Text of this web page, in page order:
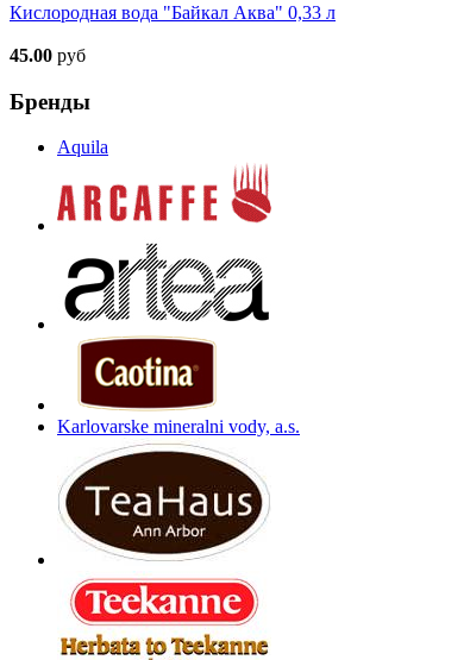
Кислородная вода "Байкал Аква" 0,33 л
45.00 руб
Бренды
Aquila
Karlovarske mineralni vody, a.s.